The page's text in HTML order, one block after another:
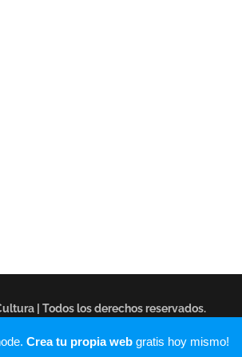
| Todos los derechos reservados.
Crea tu propia web gratis hoy mismo!